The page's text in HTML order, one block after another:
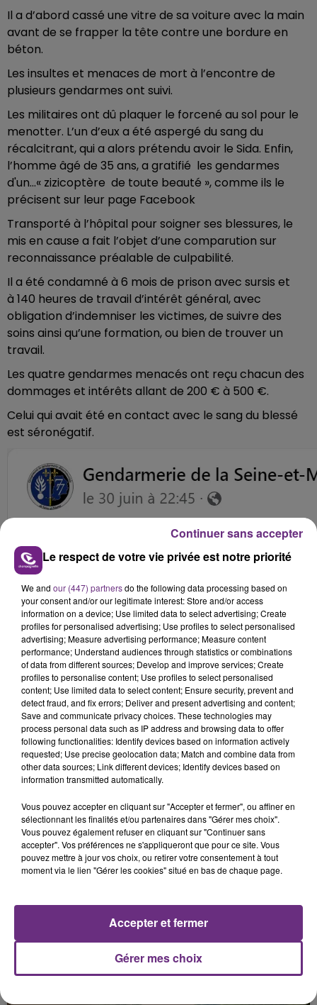
Il a d’abord cassé une vitre de sa voiture avec la main
avant de se frapper la tête contre une bordure en
béton.
Les insultes et menaces de mort à l’encontre de
plusieurs gendarmes ont suivi.
Les militaires ont dû plaquer le forcené au sol pour le
menotter. L’un d’eux a été aspergé du sang du
récalcitrant, qui a alors prétendu avoir le Sida. Enfin,
l’homme âgé de 35 ans, a gratifié les gendarmes
d'un…« zizicoptère de toute beauté », comme ils le
précisent sur leur page Facebook
Transporté à l’hôpital pour soigner ses blessures, le
mis en cause a fait l’objet d’une comparution sur
reconnaissance préalable de culpabilité.
Il a été condamné à 6 mois de prison avec sursis et
à 140 heures de travail d’intérêt général, avec
obligation d’indemniser les victimes, de suivre des
soins ainsi qu’une formation, ou bien de trouver un
travail.
Les quatre gendarmes menacés ont reçu chacun des
dommages et intérêts allant de 200 € à 500 €.
Celui qui avait été en contact avec le sang du blessé
est séronégatif.
FIL D'ACTU
Le respect de votre vie privée est notre priorité
We and our (447) partnersdo the following data processing based on
your consent and/or our legitimate interest: Store and/or access
information on a device; Use limited data to select advertising; Create
profiles for personalised advertising; Use profiles to select personalised
advertising; Measure advertising performance; Measure content
performance; Understand audiences through statistics or combinations
of data from different sources; Develop and improve services; Create
profiles to personalise content; Use profiles to select personalised
content; Use limited data to select content; Ensure security, prevent and
detect fraud, and fix errors; Deliver and present advertising and content;
Save and communicate privacy choices. These technologies may
process personal data such as IP address and browsing data to offer
following functionalities: Identify devices based on information actively
requested; Use precise geolocation data; Match and combine data from
other data sources; Link different devices; Identify devices based on
information transmitted automatically.
Vous pouvez accepter en cliquant sur "Accepter et fermer", ou affiner en
sélectionnant les finalités et/ou partenaires dans "Gérer mes choix".
Vous pouvez également refuser en cliquant sur "Continuer sans
accepter". Vos préférences ne s'appliqueront que pour ce site. Vous
pouvez mettre à jour vos choix, ou retirer votre consentement à tout
moment via le lien "Gérer les cookies" situé en bas de chaque page.
Gérer mes choix
Accepter et fermer
Continuer sans accepter